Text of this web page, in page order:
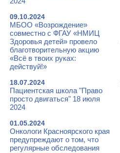
09.10.2024
МБОО «Возрождение»
совместно с ФГАУ «НМИЦ
Здоровья детей» провело
благотворительную акцию
«Всё в твоих руках:
действуй!»
18.07.2024
Пациентская школа "Право
просто двигаться" 18 июля
2024
01.05.2024
Онкологи Красноярского края
предупреждают о том, что
регулярные обследования